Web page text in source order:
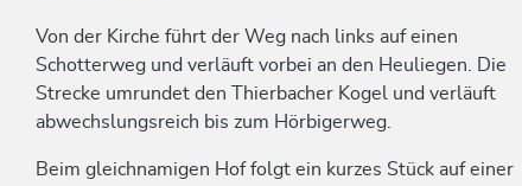
Von der Kirche führt der Weg nach links auf einen
Schotterweg und verläuft vorbei an den Heuliegen. Die
Strecke umrundet den Thierbacher Kogel und verläuft
abwechslungsreich bis zum Hörbigerweg.
Beim gleichnamigen Hof folgt ein kurzes Stück auf einer